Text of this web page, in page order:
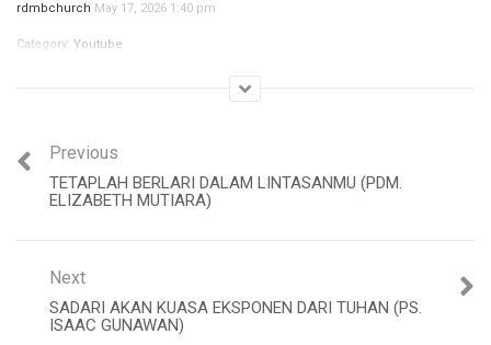
rdmbchurch May 17, 2026 1:40 pm
Category: Youtube
Previous
TETAPLAH BERLARI DALAM LINTASANMU (PDM.
ELIZABETH MUTIARA)
Next
SADARI AKAN KUASA EKSPONEN DARI TUHAN (PS.
ISAAC GUNAWAN)